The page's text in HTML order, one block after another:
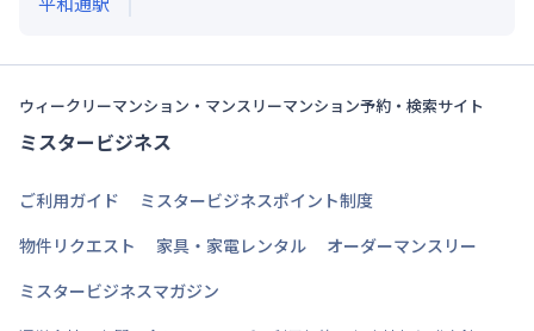
ウィークリーマンション・マンスリーマンション予約・検索サイト
ミスタービジネス
ご利用ガイド
ミスタービジネスポイント制度
物件リクエスト
家具・家電レンタル
オーダーマンスリー
ミスタービジネスマガジン